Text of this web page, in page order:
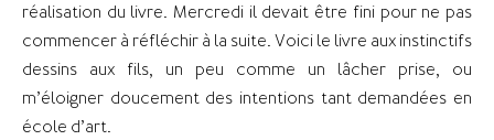
réalisation du livre. Mercredi il devait être fini pour ne pas
commencer à réfléchir à la suite. Voici le livre aux instinctifs
dessins aux fils, un peu comme un lâcher prise, ou
m’éloigner doucement des intentions tant demandées en
école d’art.